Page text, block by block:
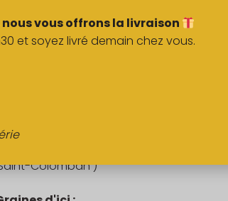
DESCRIPTION
épeautre
Colomban )
vous offrons la livraison
et soyez livré demain chez vous.